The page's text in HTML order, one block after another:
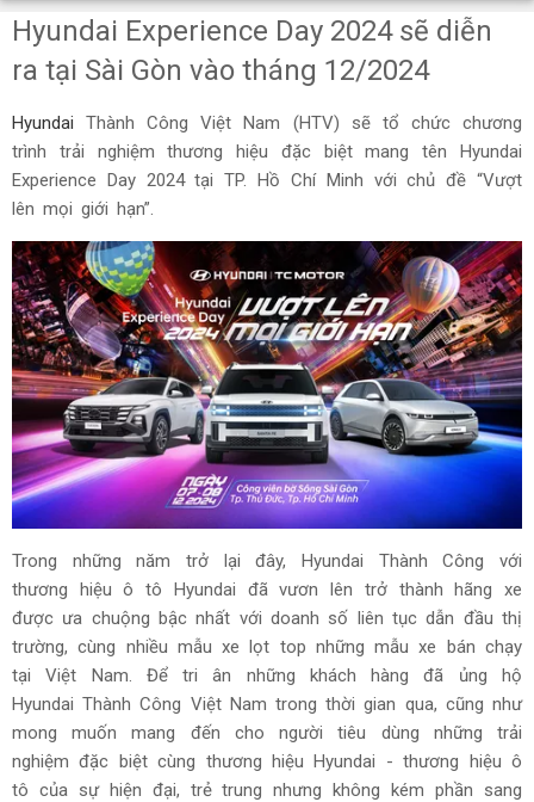
Hyundai Experience Day 2024 sẽ diễn
ra tại Sài Gòn vào tháng 12/2024
Hyundai Thành Công Việt Nam (HTV) sẽ tổ chức chương
trình trải nghiệm thương hiệu đặc biệt mang tên Hyundai
Experience Day 2024 tại TP. Hồ Chí Minh với chủ đề “Vượt
lên mọi giới hạn”.
Trong những năm trở lại đây, Hyundai Thành Công với
thương hiệu ô tô Hyundai đã vươn lên trở thành hãng xe
được ưa chuộng bậc nhất với doanh số liên tục dẫn đầu thị
trường, cùng nhiều mẫu xe lọt top những mẫu xe bán chạy
tại Việt Nam. Để tri ân những khách hàng đã ủng hộ
Hyundai Thành Công Việt Nam trong thời gian qua, cũng như
mong muốn mang đến cho người tiêu dùng những trải
nghiệm đặc biệt cùng thương hiệu Hyundai - thương hiệu ô
tô của sự hiện đại, trẻ trung nhưng không kém phần sang